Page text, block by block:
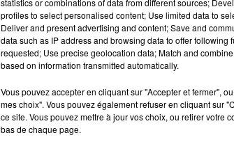
profiles to select personalised content; Use limited data to
Deliver and present advertising and content; Save and
data such as IP address and browsing data to offer
requested; Use precise geolocation data; Match and
based on information transmitted automatically.
Vous pouvez accepter en cliquant sur "Accepter et fermer",
mes choix". Vous pouvez également refuser en cliquant sur
ce site. Vous pouvez mettre à jour vos choix, ou retirer votre
bas de chaque page.